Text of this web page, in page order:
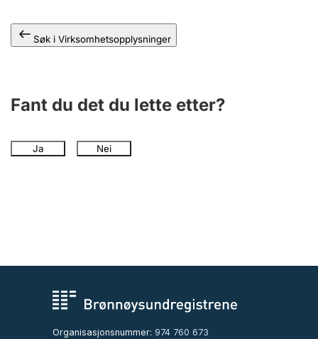
Søk i Virksomhetsopplysninger
Fant du det du lette etter?
Ja Nei
Organisasjonsnummer: 974 760 673